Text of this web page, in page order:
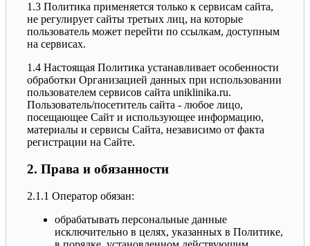
1.3 Политика применяется только к сервисам сайта,
не регулирует сайты третьих лиц, на которые
пользователь может перейти по ссылкам, доступным
на сервисах.
1.4 Настоящая Политика устанавливает особенности
обработки Организацией данных при использовании
пользователем сервисов сайта uniklinika.ru.
Пользователь/посетитель сайта - любое лицо,
посещающее Сайт и использующее информацию,
материалы и сервисы Сайта, независимо от факта
регистрации на Сайте.
2. Права и обязанности
2.1.1 Оператор обязан:
обрабатывать персональные данные
исключительно в целях, указанных в Политике,